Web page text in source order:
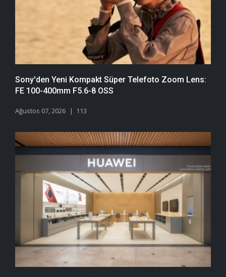
Sony'den Yeni Kompakt Süper Telefoto Zoom Lens:
FE 100-400mm F5.6-8 OSS
Ağustos 07, 2026 113